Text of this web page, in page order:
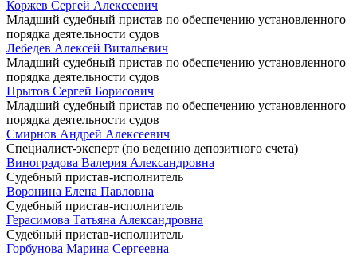
Коржев Сергей Алексеевич
Младший судебный пристав по обеспечению установленного
порядка деятельности судов
Лебедев Алексей Витальевич
Младший судебный пристав по обеспечению установленного
порядка деятельности судов
Прытов Сергей Борисович
Младший судебный пристав по обеспечению установленного
порядка деятельности судов
Смирнов Андрей Алексеевич
Специалист-эксперт (по ведению депозитного счета)
Виноградова Валерия Александровна
Судебный пристав-исполнитель
Воронина Елена Павловна
Судебный пристав-исполнитель
Герасимова Татьяна Александровна
Судебный пристав-исполнитель
Горбунова Марина Сергеевна